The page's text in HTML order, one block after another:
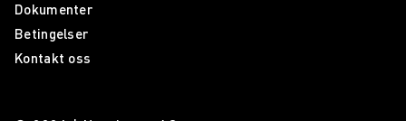
Dokumenter
Betingelser
Kontakt oss